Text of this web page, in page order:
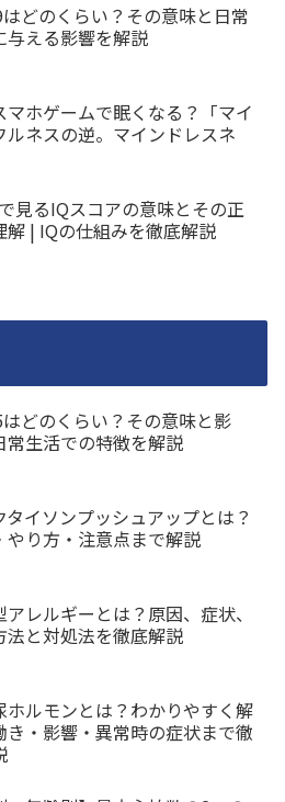
どのくらい？その意味と日常
与える影響を解説
マホゲームで眠くなる？「マイ
ルネスの逆。マインドレスネ
見るIQスコアの意味とその正
解 | IQの仕組みを徹底解説
どのくらい？その意味と影
常生活での特徴を解説
タイソンプッシュアップとは？
やり方・注意点まで解説
アレルギーとは？原因、症状、
法と対処法を徹底解説
ホルモンとは？わかりやすく解
き・影響・異常時の症状まで徹